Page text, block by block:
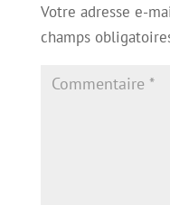
Votre adresse e-
champs